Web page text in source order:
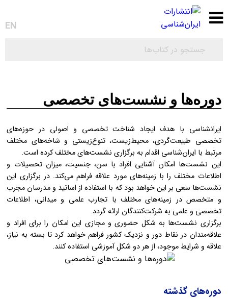
EN
دوره‌ها و نشست‌های تخصصی
ایرانشناسی با هدف ایجاد شناخت تخصصی و اصولی در حوزه‌های
تخصصی طبیعت‌گردی، محیط‌زیست، تنوع‌زیستی و شاخه‌های مختلف
مرتبط با ایران‌شناسی اقدام به برگزاری نشست‌های مختلف کرده است.
این نشست‌ها امکان آشنایی افراد با سن، جنسیت، میزان تحصیلات و
اطلاعات مختلف را با زمینه‌های مورد علاقه فراهم می‌کند. در برگزاری این
نشست‌ها سعی بر این خواهد بود که با استفاده از اساتید و مدرسان مجرب
و متخصص در زمینه‌های مختلف با تجارب علمی و میدانی، اطلاعات
تخصصی و علمی به شرکت‌کنندگان ارائه گردد.
برگزاری نشست‌ها به شکل حضوری و مجازی این امکان را برای افراد و
علاقه‌مندان در نقاط دور و نزدیک کشور فراهم خواهد کرد تا بسته به نیاز،
علاقه و شرایط موجود، از هر دو شکل آموزشی استفاده کنند.
دوره‌های گذشته